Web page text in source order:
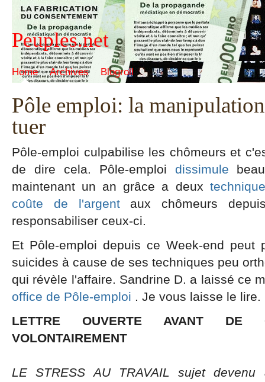
Peuples.net
Home Archives Blogroll
Pôle emploi: la
tuer
Pôle-emploi culpabilise les chômeurs et
de dire cela. Pôle-emploi dissimule
maintenant un an grâce a deux
coûte de l'argentaux chômeurs
responsabiliser ceux-ci.
Et Pôle-emploi depuis ce Week-end peut
suicides à cause de ses techniques peu
qui révèle l'affaire. Sandrine D. a laissé ce
office de Pôle-emploi . Je vous laisse le lire.
LETTRE OUVERTE AVANT DE
VOLONTAIREMENT
LE STRESS AU TRAVAIL sujet